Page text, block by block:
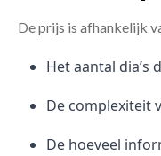
De prijs is afhankelijk
Het aantal dia’s
De complexiteit
De hoeveel